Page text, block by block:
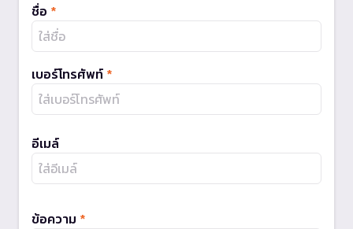
ชื่อ *
เบอร์โทรศัพท์ *
อีเมล์
ข้อความ *